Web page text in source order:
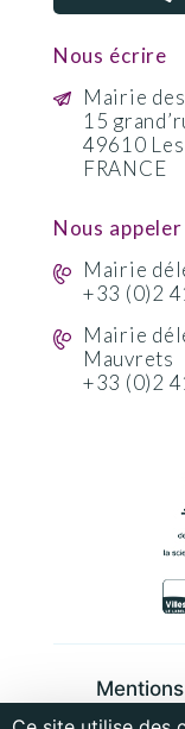
Nous écrire
Mairie
15
49610
FRANCE
Nous appeler
Mairie
+33 (0)2
Mairie
Mauvrets
+33 (0)2